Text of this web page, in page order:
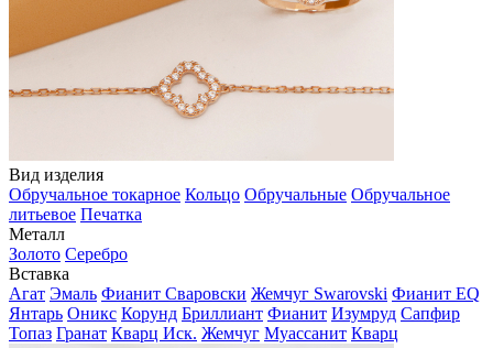
Вид изделия
Обручальное токарное Кольцо Обручальные Обручальное
литьевое Печатка
Металл
Золото Серебро
Вставка
Агат Эмаль Фианит Сваровски Жемчуг Swarovski Фианит EQ
Янтарь Оникс Корунд Бриллиант Фианит Изумруд Сапфир
Топаз Гранат Кварц Иск. Жемчуг Муассанит Кварц